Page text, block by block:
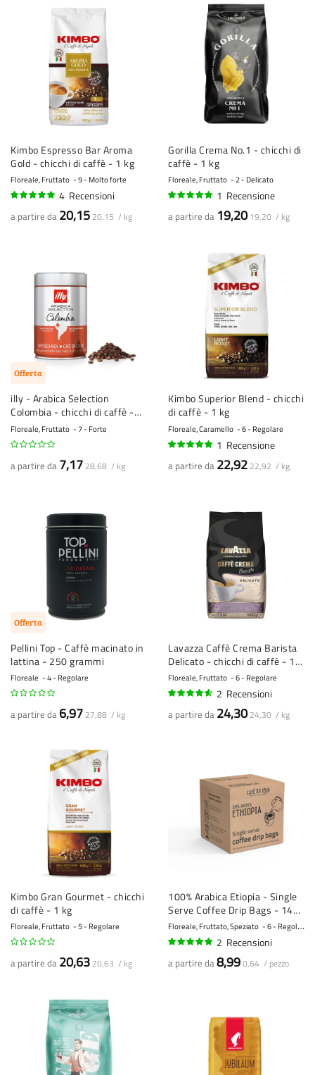
Kimbo Espresso Bar Aroma
Gold - chicchi di caffè - 1 kg
Floreale, Fruttato 9 - Molto forte
4 Recensioni
a partire da 20,15 20,15 / kg
Gorilla Crema No.1 - chicchi di
caffè - 1 kg
Floreale, Fruttato 2 - Delicato
1 Recensione
a partire da 19,20 19,20 / kg
Offerta
illy - Arabica Selection
Colombia - chicchi di caffè -
250 grammi
Floreale, Fruttato 7 - Forte
a partire da 7,17 28,68 / kg
Kimbo Superior Blend - chicchi
di caffè - 1 kg
Floreale, Caramello 6 - Regolare
1 Recensione
a partire da 22,92 22,92 / kg
Offerta
Pellini Top - Caffè macinato in
lattina - 250 grammi
Floreale 4 - Regolare
a partire da 6,97 27,88 / kg
Lavazza Caffè Crema Barista
Delicato - chicchi di caffè - 1
kg
Floreale, Fruttato 6 - Regolare
2 Recensioni
a partire da 24,30 24,30 / kg
Kimbo Gran Gourmet - chicchi
di caffè - 1 kg
Floreale, Fruttato 5 - Regolare
a partire da 20,63 20,63 / kg
100% Arabica Etiopia - Single
Serve Coffee Drip Bags - 14
pezzi
Floreale, Fruttato, Speziato 6 - Regolare
2 Recensioni
a partire da8,990,64 / pezzo